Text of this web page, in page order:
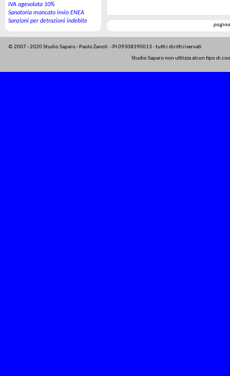
© 2007 -2020 Studio Saparo - Paolo Zanoli - PI 09308390013 -tutti i diritti riservati
Studio Saparo non utilizza alcun tipo di
IVA agevolata 10%
Sanatoria mancato invio ENEA
Sanzioni per detrazioni indebite